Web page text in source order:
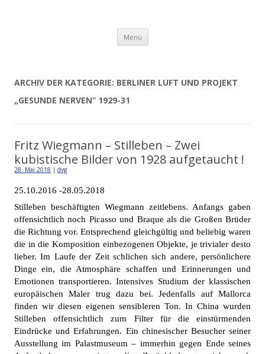
Menü Zum
springen
ARCHIV DER KATEGORIE: BERLINER LUFT UND PROJEKT
„GESUNDE NERVEN“ 1929-31
Fritz Wiegmann – Stilleben – Zwei
kubistische Bilder von 1928 aufgetaucht !
28. Mai 2018 | dvg
25.10.2016 -28.05.2018
Stilleben beschäftigten Wiegmann zeitlebens. Anfangs gaben
offensichtlich noch Picasso und Braque als die Großen Brüder
die Richtung vor. Entsprechend gleichgültig und beliebig waren
die in die Komposition einbezogenen Objekte, je trivialer desto
lieber. Im Laufe der Zeit schlichen sich andere, persönlichere
Dinge ein, die Atmosphäre schaffen und Erinnerungen und
Emotionen transportieren. Intensives Studium der klassischen
europäischen Maler trug dazu bei. Jedenfalls auf Mallorca
finden wir diesen eigenen sensibleren Ton. In China wurden
Stilleben offensichtlich zum Filter für die einstürmenden
Eindrücke und Erfahrungen. Ein chinesischer Besucher seiner
Ausstellung im Palastmuseum – immerhin gegen Ende seines